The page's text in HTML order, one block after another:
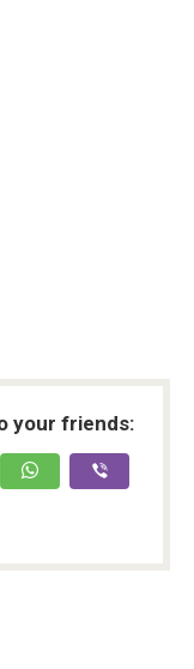
your friends: